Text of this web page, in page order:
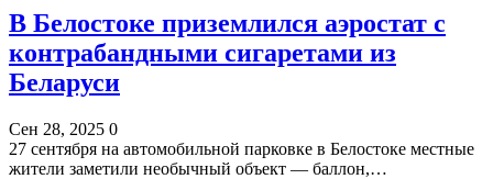
В Белостоке приземлился аэростат с
контрабандными сигаретами из
Беларуси
Сен 28, 2025 0
27 сентября на автомобильной парковке в Белостоке местные
жители заметили необычный объект — баллон,…